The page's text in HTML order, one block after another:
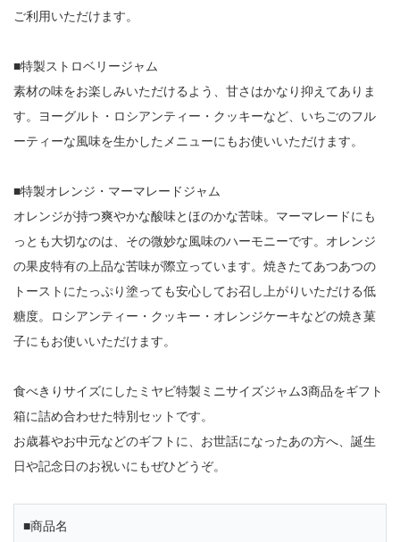
ご利用いただけます。
■特製ストロベリージャム
素材の味をお楽しみいただけるよう、甘さはかなり抑えてありま
す。ヨーグルト・ロシアンティー・クッキーなど、いちごのフル
ーティーな風味を生かしたメニューにもお使いいただけます。
■特製オレンジ・マーマレードジャム
オレンジが持つ爽やかな酸味とほのかな苦味。マーマレードにも
っとも大切なのは、その微妙な風味のハーモニーです。オレンジ
の果皮特有の上品な苦味が際立っています。焼きたてあつあつの
トーストにたっぷり塗っても安心してお召し上がりいただける低
糖度。ロシアンティー・クッキー・オレンジケーキなどの焼き菓
子にもお使いいただけます。
食べきりサイズにしたミヤビ特製ミニサイズジャム3商品をギフト
箱に詰め合わせた特別セットです。
お歳暮やお中元などのギフトに、お世話になったあの方へ、誕生
日や記念日のお祝いにもぜひどうぞ。
■商品名